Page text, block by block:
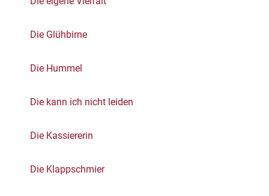
Die Glühbirne
Die Hummel
Die kann ich nicht leiden
Die Kassiererin
Die Klappschmier